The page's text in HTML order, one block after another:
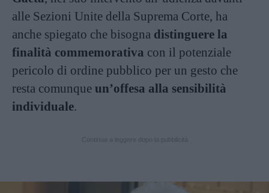
alle Sezioni Unite della Suprema Corte, ha
anche spiegato che bisogna distinguere la
finalità commemorativa con il potenziale
pericolo di ordine pubblico per un gesto che
resta comunque un’offesa alla sensibilità
individuale.